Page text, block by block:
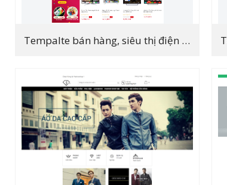
Tempalte bán hàng, siêu thị điện máy ant v1